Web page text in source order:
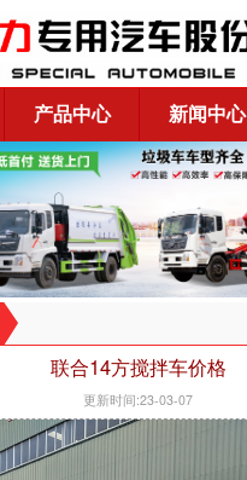
产品中心 新闻中心
联合14方搅拌车价格
更新时间:23-03-07